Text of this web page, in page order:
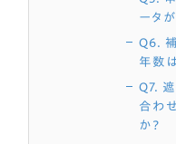
ータ
Q6.
年数
Q7.
合わ
か？